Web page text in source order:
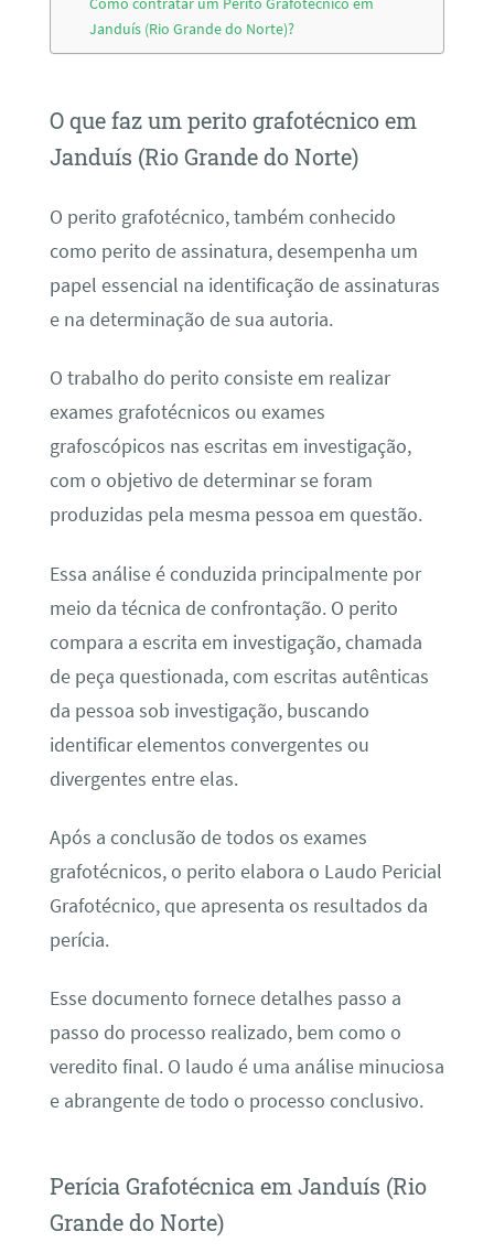
Janduís (Rio Grande do Norte)?
O que faz um perito grafotécnico em
Janduís (Rio Grande do Norte)
O perito grafotécnico, também conhecido
como perito de assinatura, desempenha um
papel essencial na identificação de assinaturas
e na determinação de sua autoria.
O trabalho do perito consiste em realizar
exames grafotécnicos ou exames
grafoscópicos nas escritas em investigação,
com o objetivo de determinar se foram
produzidas pela mesma pessoa em questão.
Essa análise é conduzida principalmente por
meio da técnica de confrontação. O perito
compara a escrita em investigação, chamada
de peça questionada, com escritas autênticas
da pessoa sob investigação, buscando
identificar elementos convergentes ou
divergentes entre elas.
Após a conclusão de todos os exames
grafotécnicos, o perito elabora o Laudo Pericial
Grafotécnico, que apresenta os resultados da
perícia.
Esse documento fornece detalhes passo a
passo do processo realizado, bem como o
veredito final. O laudo é uma análise minuciosa
e abrangente de todo o processo conclusivo.
Perícia Grafotécnica em Janduís (Rio
Grande do Norte)